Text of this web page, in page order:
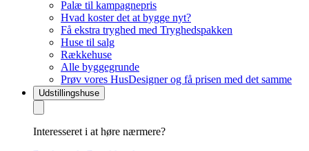
Palæ til kampagnepris
Hvad koster det at bygge nyt?
Få ekstra tryghed med Tryghedspakken
Huse til salg
Rækkehuse
Alle byggegrunde
Prøv vores HusDesigner og få prisen med det samme
Udstillingshuse
Interesseret i at høre nærmere?